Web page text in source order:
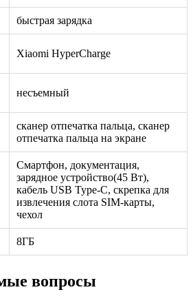
быстрая зарядка
Xiaomi HyperCharge
несъемный
сканер отпечатка пальца, сканер
отпечатка пальца на экране
Смартфон, документация,
зарядное устройство(45 Вт),
кабель USB Type-C, скрепка для
извлечения слота SIM-карты,
чехол
8ГБ
вопросы